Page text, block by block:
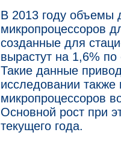
В 2013 году объемы
микропроцессоров
созданные для
вырастут на 1,6%
Такие данные
исследовании также
микропроцессоров
Основной рост при
текущего года.